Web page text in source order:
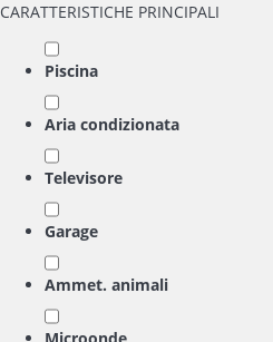
CARATTERISTICHE PRINCIPALI
Piscina
Aria condizionata
Televisore
Garage
Ammet. animali